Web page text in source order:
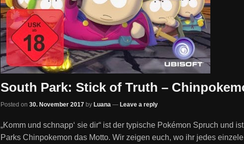
South Park: Stick of Truth –
Posted on 30. November 2017 by Luana — Leave a reply
„Komm und schnapp‘ sie dir“ ist der typische Pokémon Spruch und
Parks Chinpokemon das Motto. Wir zeigen euch, wo ihr jedes